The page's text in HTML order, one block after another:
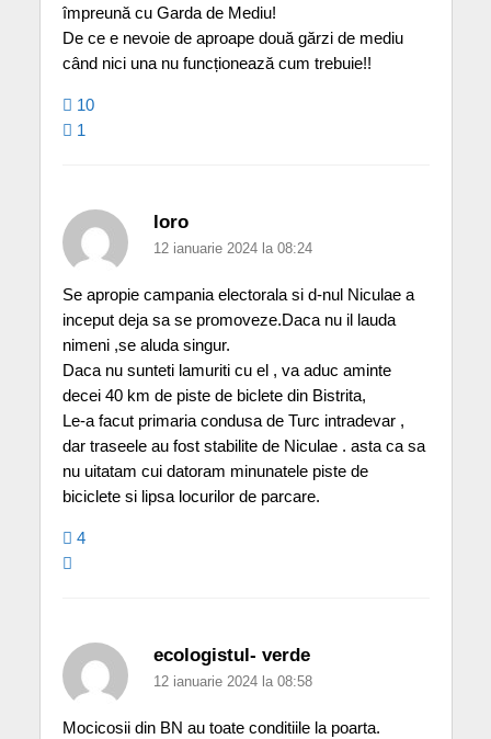
împreună cu Garda de Mediu!
De ce e nevoie de aproape două gărzi de mediu
când nici una nu funcționează cum trebuie!!
10
1
loro
12 ianuarie 2024 la 08:24
Se apropie campania electorala si d-nul Niculae a
inceput deja sa se promoveze.Daca nu il lauda
nimeni ,se aluda singur.
Daca nu sunteti lamuriti cu el , va aduc aminte
decei 40 km de piste de biclete din Bistrita,
Le-a facut primaria condusa de Turc intradevar ,
dar traseele au fost stabilite de Niculae . asta ca sa
nu uitatam cui datoram minunatele piste de
biciclete si lipsa locurilor de parcare.
4
ecologistul- verde
12 ianuarie 2024 la 08:58
Mocicosii din BN au toate conditiile la poarta.